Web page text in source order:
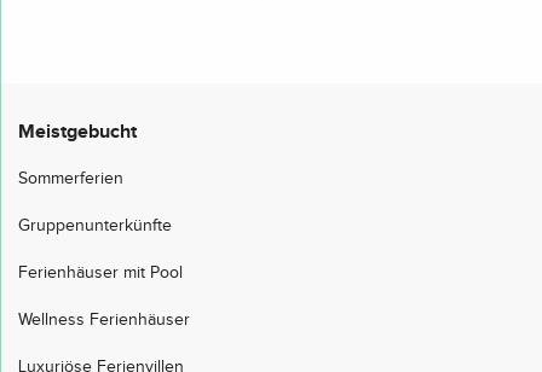
Meistgebucht
Sommerferien
Gruppenunterkünfte
Ferienhäuser mit Pool
Wellness Ferienhäuser
Luxuriöse Ferienvillen